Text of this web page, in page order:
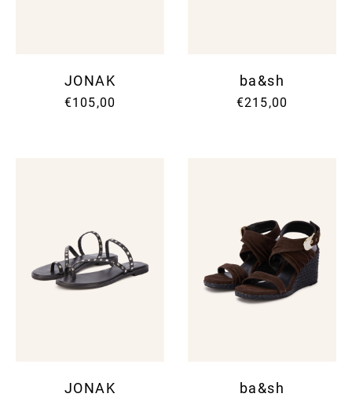
JONAK
€105,00
ba&sh
€215,00
JONAK ba&sh